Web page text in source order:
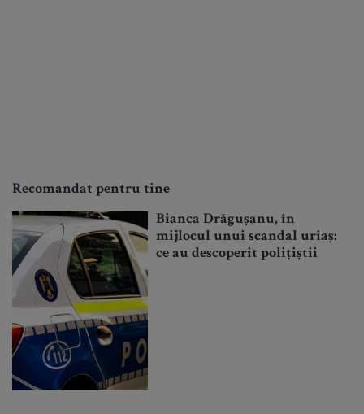
Recomandat pentru tine
Bianca Drăgușanu, în
mijlocul unui scandal uriaș:
ce au descoperit polițiștii